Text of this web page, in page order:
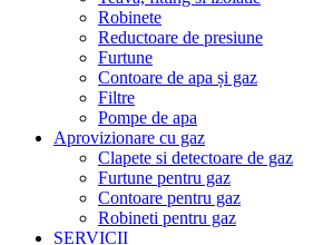
Robinete
Reductoare de presiune
Furtune
Contoare de apa și gaz
Filtre
Pompe de apa
Aprovizionare cu gaz
Clapete si detectoare de gaz
Furtune pentru gaz
Contoare pentru gaz
Robineti pentru gaz
SERVICII